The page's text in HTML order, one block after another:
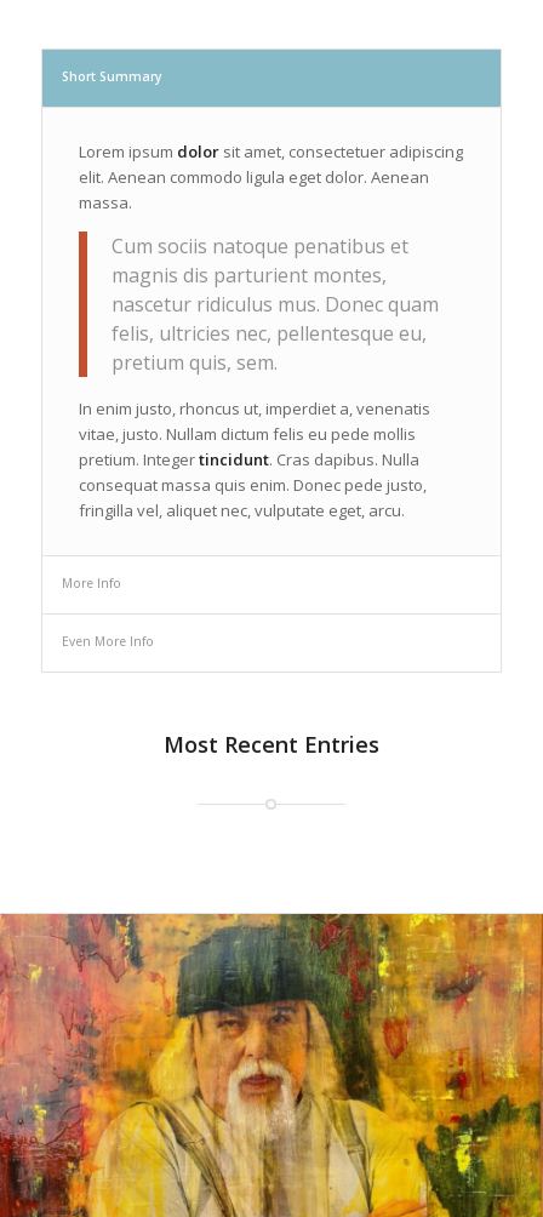
Short Summary
Lorem ipsum dolorsit amet, consectetuer adipiscing
elit. Aenean commodo ligula eget dolor. Aenean
massa.
Cum sociis natoque penatibus et
magnis dis parturient montes,
nascetur ridiculus mus. Donec quam
felis, ultricies nec, pellentesque eu,
pretium quis, sem.
In enim justo, rhoncus ut, imperdiet a, venenatis
vitae, justo. Nullam dictum felis eu pede mollis
pretium. Integertincidunt. Cras dapibus. Nulla
consequat massa quis enim. Donec pede justo,
fringilla vel, aliquet nec, vulputate eget, arcu.
More Info
Even More Info
Most Recent Entries